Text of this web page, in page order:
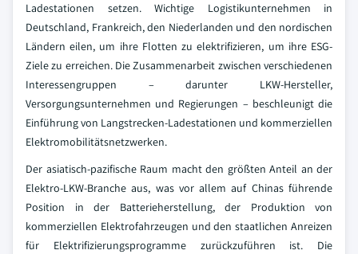
Ladestationen setzen. Wichtige Logistikunternehmen in
Deutschland, Frankreich, den Niederlanden und den nordischen
Ländern eilen, um ihre Flotten zu elektrifizieren, um ihre ESG-
Ziele zu erreichen. Die Zusammenarbeit zwischen verschiedenen
Interessengruppen – darunter LKW-Hersteller,
Versorgungsunternehmen und Regierungen – beschleunigt die
Einführung von Langstrecken-Ladestationen und kommerziellen
Elektromobilitätsnetzwerken.
Der asiatisch-pazifische Raum macht den größten Anteil an der
Elektro-LKW-Branche aus, was vor allem auf Chinas führende
Position in der Batterieherstellung, der Produktion von
kommerziellen Elektrofahrzeugen und den staatlichen Anreizen
für Elektrifizierungsprogramme zurückzuführen ist. Die